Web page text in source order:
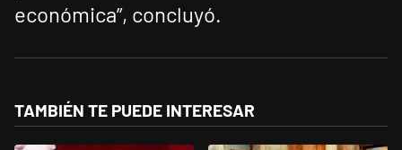
económica”, concluyó.
TAMBIÉN TE PUEDE INTERESAR